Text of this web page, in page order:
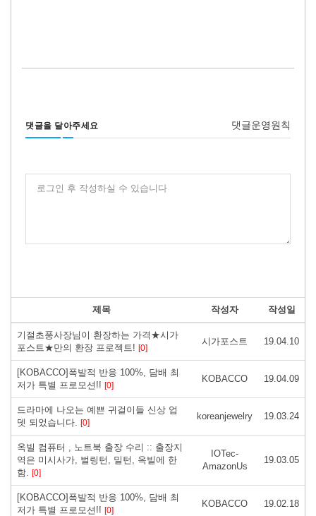
댓글을 달아주세요 댓글운영원칙
로그인 후 작성하실 수 있습니다
제목 작성자 작성일
기절초풍사장님이 환장하는 가격★시가
포스트★만의 환장 프로젝트! [0]
시가포스트 19.04.10
[KOBACCO]폭발적 반응 100%, 담배 최
저가 특별 프로모션!! [0]
KOBACCO 19.04.09
드라마에 나오는 예쁜 귀걸이들 신상 업
뎃 되었습니다. [0]
koreanjewelry 19.03.24
옥빌 컴퓨터 , 노트북 출장 수리 :: 출장지
역은 미시사가, 벌링턴, 밀턴, 옥빌에 한
함. [0]
IOTec-
AmazonUs
19.03.05
[KOBACCO]폭발적 반응 100%, 담배 최
저가 특별 프로모션!! [0]
KOBACCO 19.02.18